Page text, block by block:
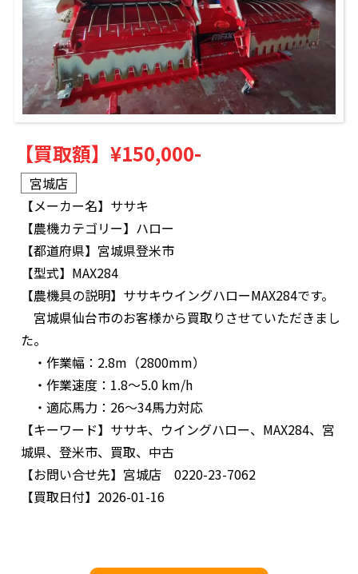
【買取額】 ¥150,000-
宮城店
【メーカー名】 ササキ
【農機カテゴリー】 ハロー
【都道府県】 宮城県登米市
【型式】 MAX284
【農機具の説明】 ササキウイングハローMAX284です。
宮城県仙台市のお客様から買取りさせていただきまし
た。
・作業幅：2.8m（2800mm）
・作業速度：1.8〜5.0 km/h
・適応馬力：26〜34馬力対応
【キーワード】 ササキ、ウイングハロー、MAX284、宮
城県、登米市、買取、中古
【お問い合せ先】 宮城店 0220-23-7062
【買取日付】 2026-01-16